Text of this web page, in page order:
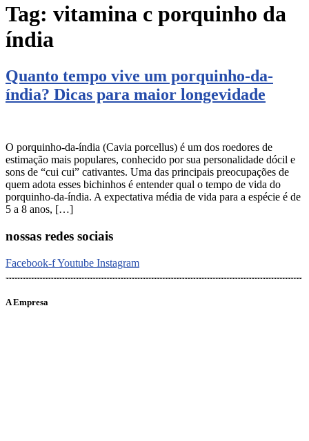
Tag: vitamina c porquinho da
índia
Quanto tempo vive um porquinho-da-
índia? Dicas para maior longevidade
O porquinho-da-índia (Cavia porcellus) é um dos roedores de
estimação mais populares, conhecido por sua personalidade dócil e
sons de “cui cui” cativantes. Uma das principais preocupações de
quem adota esses bichinhos é entender qual o tempo de vida do
porquinho-da-índia. A expectativa média de vida para a espécie é de
5 a 8 anos, […]
nossas redes sociais
Facebook-fYoutube Instagram
A Empresa